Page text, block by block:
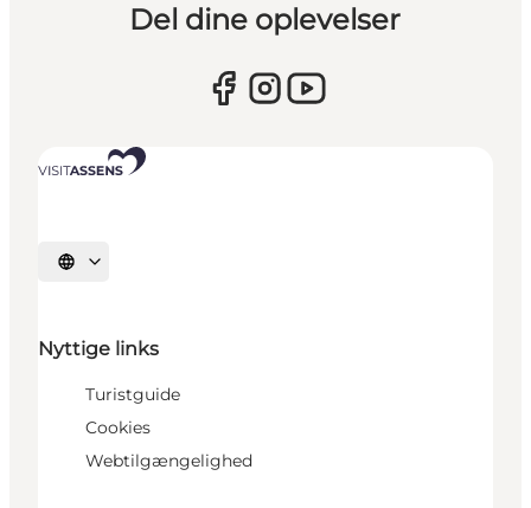
Del dine oplevelser
Vælg sprog
Nyttige links
Turistguide
Cookies
Webtilgængelighed